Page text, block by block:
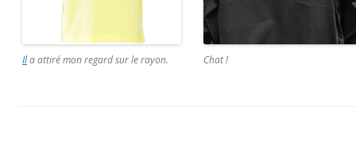
Ila attiré mon regard sur le rayon. Chat !